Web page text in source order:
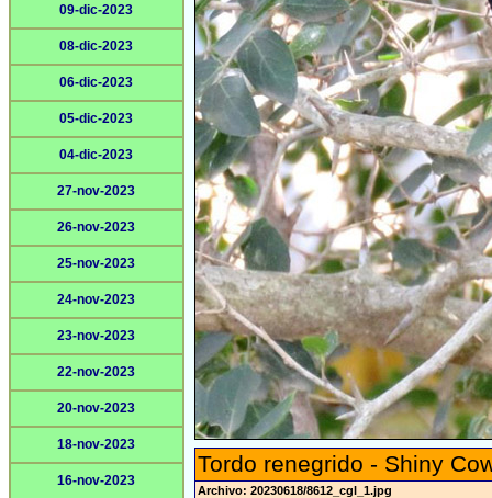
09-dic-2023
08-dic-2023
06-dic-2023
05-dic-2023
04-dic-2023
27-nov-2023
26-nov-2023
25-nov-2023
24-nov-2023
23-nov-2023
22-nov-2023
20-nov-2023
18-nov-2023
16-nov-2023
Tordo renegrido - Shiny
Archivo: 20230618/8612_cgl_1.jpg